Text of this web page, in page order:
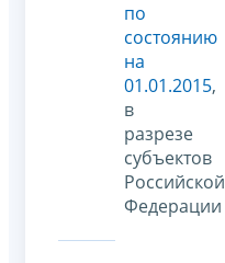
по
состоянию
на
01.01.2015,
в
разрезе
субъектов
Российской
Федерации